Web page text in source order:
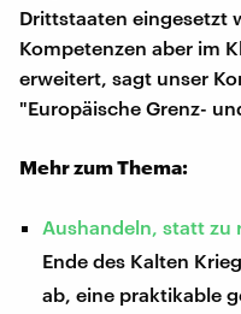
Drittstaaten eingesetzt
Kompetenzen aber im
erweitert, sagt unser
"Europäische Grenz-
Mehr zum Thema:
Aushandeln, statt zu
Ende des Kalten
ab, eine praktikable